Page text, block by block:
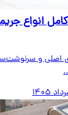
انواع
و سرنوشت‌ساز